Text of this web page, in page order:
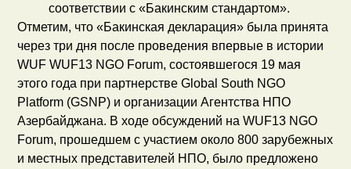
соответствии с «Бакинским стандартом».
Отметим, что «Бакинская декларация» была принята
через три дня после проведения впервые в истории
WUF WUF13 NGO Forum, состоявшегося 19 мая
этого года при партнерстве Global South NGO
Platform (GSNP) и организации Агентства НПО
Азербайджана. В ходе обсуждений на WUF13 NGO
Forum, прошедшем с участием около 800 зарубежных
и местных представителей НПО, было предложено